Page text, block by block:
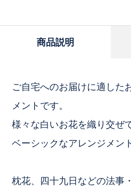
商品説明
ご自宅へのお届けに適した
メントです。
様々な白いお花を織り交ぜ
ベーシックなアレンジメン
枕花、四十九日などの法事